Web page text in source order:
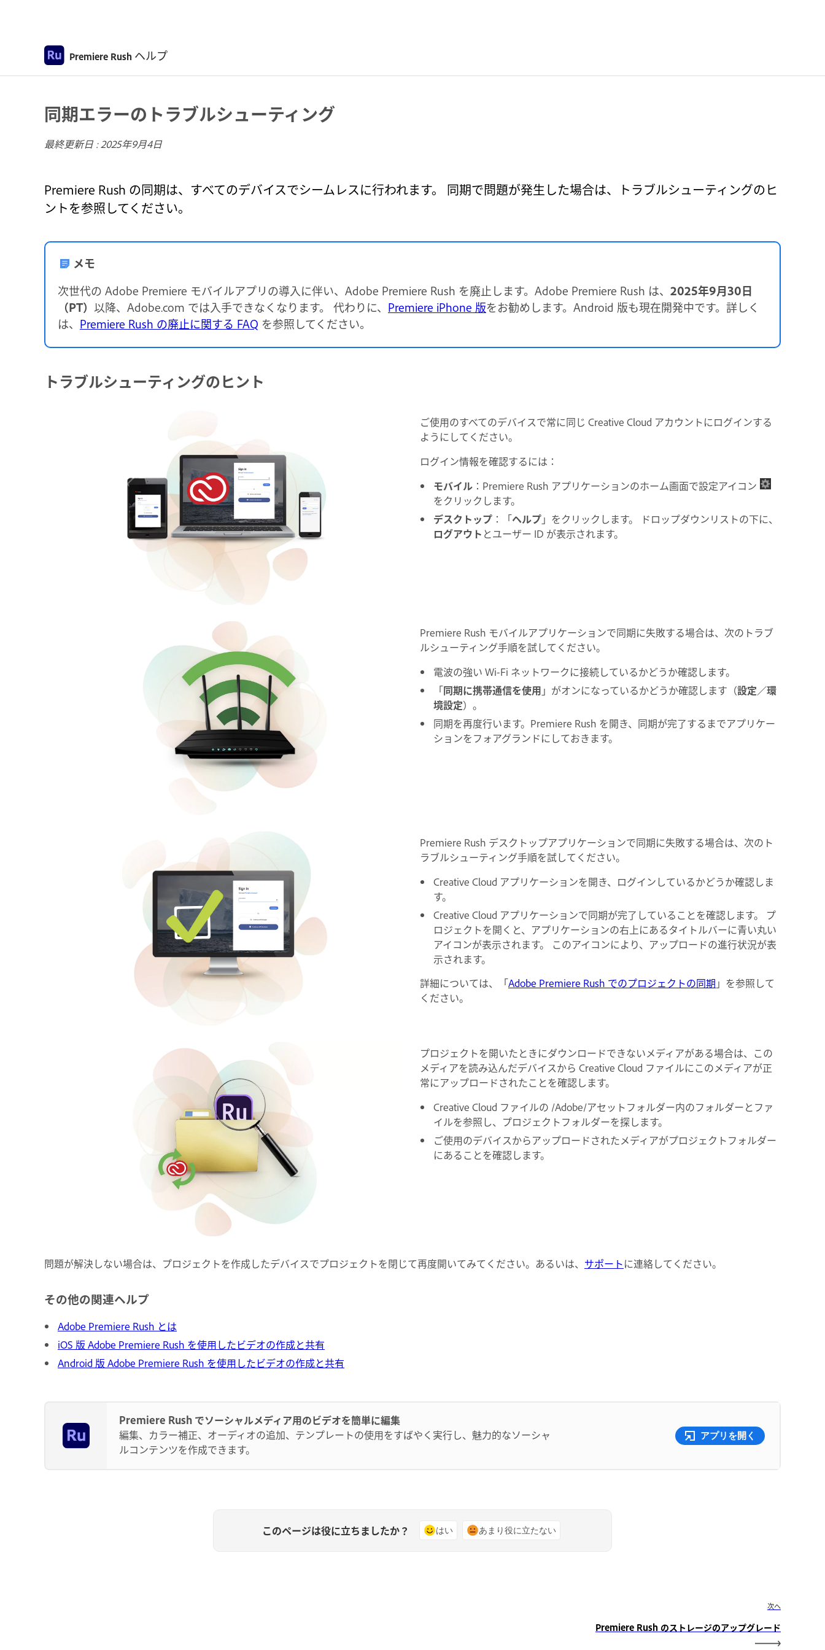
Premiere Rush ヘルプ
同期エラーのトラブルシューティング
最終更新日 :2025年9月4日
Premiere Rush の同期は、すべてのデバイスでシームレスに行われます。 同期で問題が発生した場合は、トラブルシューティングのヒ
ントを参照してください。
メモ
次世代の Adobe Premiere モバイルアプリの導入に伴い、Adobe Premiere Rush を廃止します。Adobe Premiere Rush は、 2025年9月30日
（PT） 以降、Adobe.com では入手できなくなります。 代わりに、 Premiere iPhone 版をお勧めします。Android 版も現在開発中です。詳しく
は、 Premiere Rush の廃止に関する FAQ を参照してください。
トラブルシューティングのヒント
ご使用のすべてのデバイスで常に同じ Creative Cloud アカウントにログインする
ようにしてください。
ログイン情報を確認するには：
モバイル ：Premiere Rush アプリケーションのホーム画面で設定アイコン
をクリックします。
デスクトップ ：「ヘルプ」をクリックします。 ドロップダウンリストの下に、
ログアウト とユーザー ID が表示されます。
Premiere Rush モバイルアプリケーションで同期に失敗する場合は、次のトラブ
ルシューティング手順を試してください。
電波の強い Wi-Fi ネットワークに接続しているかどうか確認します。
「同期に携帯通信を使用 」がオンになっているかどうか確認します（設定／環
境設定）。
同期を再度行います。Premiere Rush を開き、同期が完了するまでアプリケー
ションをフォアグランドにしておきます。
Premiere Rush デスクトップアプリケーションで同期に失敗する場合は、次のト
ラブルシューティング手順を試してください。
Creative Cloud アプリケーションを開き、ログインしているかどうか確認しま
す。
Creative Cloud アプリケーションで同期が完了していることを確認します。 プ
ロジェクトを開くと、アプリケーションの右上にあるタイトルバーに青い丸い
アイコンが表示されます。 このアイコンにより、アップロードの進行状況が表
示されます。
詳細については、「Adobe Premiere Rush でのプロジェクトの同期 」を参照して
ください。
プロジェクトを開いたときにダウンロードできないメディアがある場合は、この
メディアを読み込んだデバイスから Creative Cloud ファイルにこのメディアが正
常にアップロードされたことを確認します。
Creative Cloud ファイルの /Adobe/アセットフォルダー内のフォルダーとファ
イルを参照し、プロジェクトフォルダーを探します。
ご使用のデバイスからアップロードされたメディアがプロジェクトフォルダー
にあることを確認します。
問題が解決しない場合は、プロジェクトを作成したデバイスでプロジェクトを閉じて再度開いてみてください。あるいは、 サポートに連絡してください。
その他の関連ヘルプ
Adobe Premiere Rush とは
iOS 版 Adobe Premiere Rush を使用したビデオの作成と共有
Android 版 Adobe Premiere Rush を使用したビデオの作成と共有
Premiere Rush でソーシャルメディア用のビデオを簡単に編集
編集、カラー補正、オーディオの追加、テンプレートの使用をすばやく実行し、魅力的なソーシャ
ルコンテンツを作成できます。
アプリを開く
このページは役に立ちましたか？ はい あまり役に立たない
次へ
Premiere Rush のストレージのアップグレード